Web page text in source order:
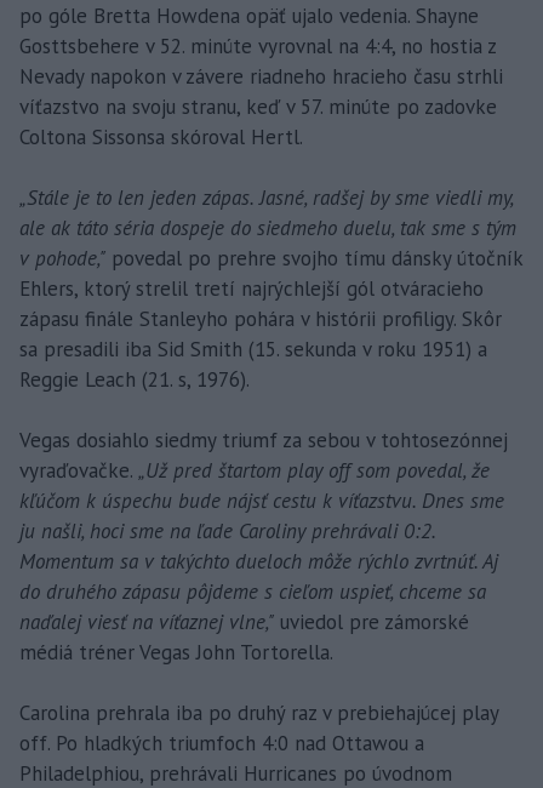
po góle Bretta Howdena opäť ujalo vedenia. Shayne
Gosttsbehere v 52. minúte vyrovnal na 4:4, no hostia z
Nevady napokon v závere riadneho hracieho času strhli
víťazstvo na svoju stranu, keď v 57. minúte po zadovke
Coltona Sissonsa skóroval Hertl.
„Stále je to len jeden zápas. Jasné, radšej by sme viedli my,
ale ak táto séria dospeje do siedmeho duelu, tak sme s tým
v pohode," povedal po prehre svojho tímu dánsky útočník
Ehlers, ktorý strelil tretí najrýchlejší gól otváracieho
zápasu finále Stanleyho pohára v histórii profiligy. Skôr
sa presadili iba Sid Smith (15. sekunda v roku 1951) a
Reggie Leach (21. s, 1976).
Vegas dosiahlo siedmy triumf za sebou v tohtosezónnej
vyraďovačke. „Už pred štartom play off som povedal, že
kľúčom k úspechu bude nájsť cestu k víťazstvu. Dnes sme
ju našli, hoci sme na ľade Caroliny prehrávali 0:2.
Momentum sa v takýchto dueloch môže rýchlo zvrtnúť. Aj
do druhého zápasu pôjdeme s cieľom uspieť, chceme sa
naďalej viesť na víťaznej vlne," uviedol pre zámorské
médiá tréner Vegas John Tortorella.
Carolina prehrala iba po druhý raz v prebiehajúcej play
off. Po hladkých triumfoch 4:0 nad Ottawou a
Philadelphiou, prehrávali Hurricanes po úvodnom